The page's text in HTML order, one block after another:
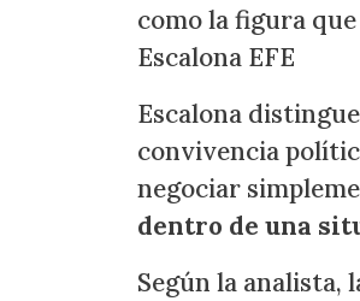
como la figura
Escalona EFE
Escalona
convivencia
negociar
dentro de una
Según la analista,